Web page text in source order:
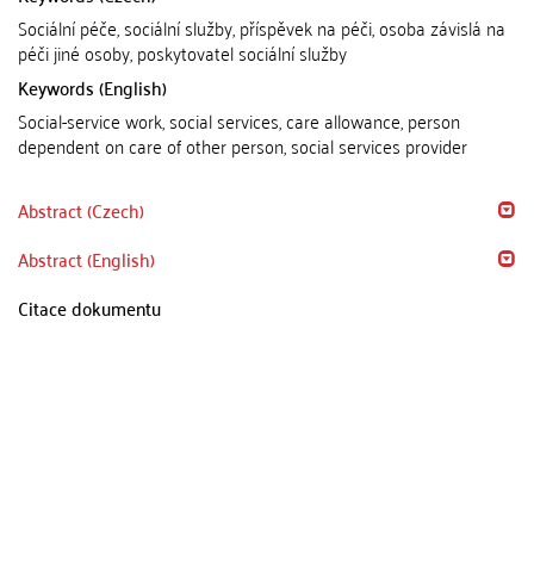
Sociální péče, sociální služby, příspěvek na péči, osoba závislá na
péči jiné osoby, poskytovatel sociální služby
Keywords (English)
Social-service work, social services, care allowance, person
dependent on care of other person, social services provider
Abstract (Czech)
Abstract (English)
Citace dokumentu